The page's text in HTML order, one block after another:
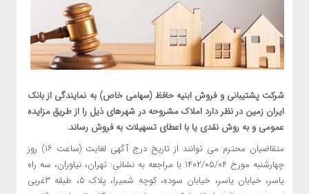
شرکت پشتیبانی و فروش ابنیه حافظ (سهامی خاص) به نمایندگی از بانک
ایران زمین در نظر دارد املاک مشروحه در شهرهای ذیل را از طریق مزایده
عمومی و به روش نقدی یا با اعطای تسهیلات به فروش رساند.
متقاضیان محترم می توانند از تاریخ درج آگهی لغایت (ساعت ۱۶) روز
چهارشنبه مورخ ۱۴۰۲/۰۵/۰۴ با مراجعه به نشانی: تهران، نیاوران، سه راه
یاسر، خیابان یاسر، خیابان سوده، کوچه شمیرا، پلاک ۵، طبقه ۳غربی